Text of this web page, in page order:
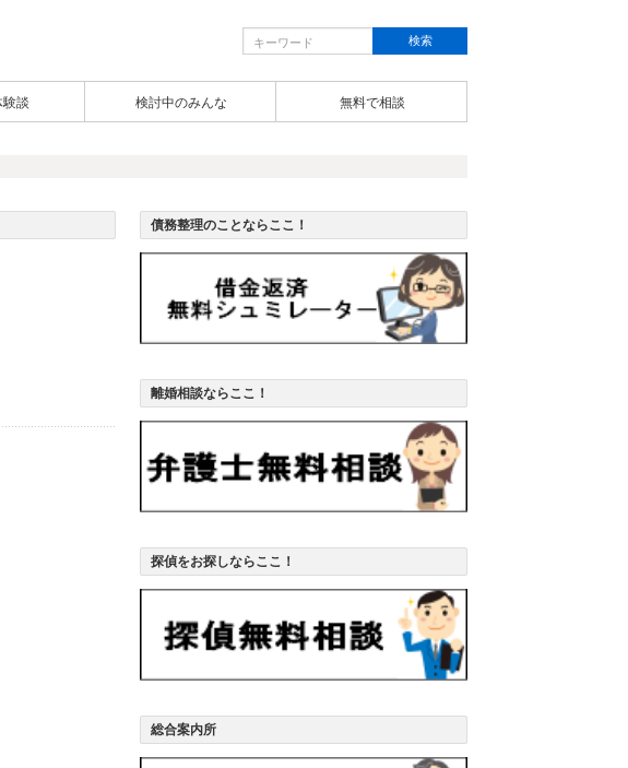
験談 検討中のみんな 無料で相談
債務整理のことならここ！
離婚相談ならここ！
探偵をお探しならここ！
総合案内所